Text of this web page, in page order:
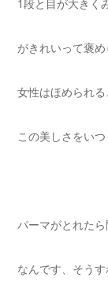
1段と目が大きく
がきれいって褒
女性はほめられ
この美しさをい
パーマがとれた
なんです、そう